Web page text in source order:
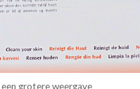
grotere weergave